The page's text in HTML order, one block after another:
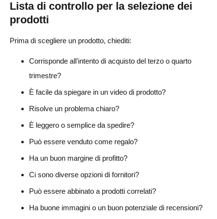
Lista di controllo per la selezione dei
prodotti
Prima di scegliere un prodotto, chiediti:
Corrisponde all'intento di acquisto del terzo o quarto
trimestre?
È facile da spiegare in un video di prodotto?
Risolve un problema chiaro?
È leggero o semplice da spedire?
Può essere venduto come regalo?
Ha un buon margine di profitto?
Ci sono diverse opzioni di fornitori?
Può essere abbinato a prodotti correlati?
Ha buone immagini o un buon potenziale di recensioni?